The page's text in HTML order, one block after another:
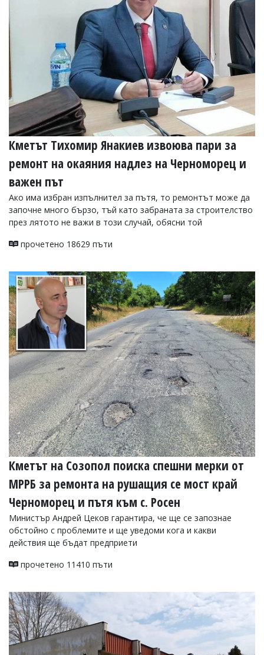
Кметът Тихомир Янакиев извоюва пари за
ремонт на окаяния надлез на Черноморец и
важен път
Ако има избран изпълнител за пътя, то ремонтът може да
започне много бързо, тъй като забраната за строителство
през лятото не важи в този случай, обясни той
прочетено 18629 пъти
Кметът на Созопол поиска спешни мерки от
МРРБ за ремонта на рушащия се мост край
Черноморец и пътя към с. Росен
Министър Андрей Цеков гарантира, че ще се запознае
обстойно с проблемите и ще уведоми кога и какви
действия ще бъдат предприети
прочетено 11410 пъти